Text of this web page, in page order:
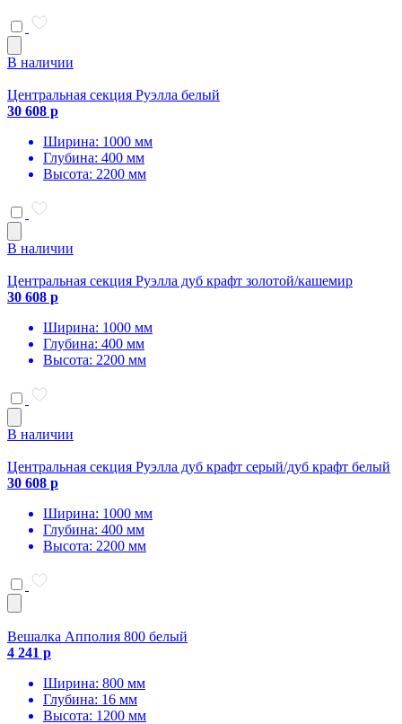
В наличии
Центральная секция Руэлла белый
30 608 р
Ширина: 1000 мм
Глубина: 400 мм
Высота: 2200 мм
В наличии
Центральная секция Руэлла дуб крафт золотой/кашемир
30 608 р
Ширина: 1000 мм
Глубина: 400 мм
Высота: 2200 мм
В наличии
Центральная секция Руэлла дуб крафт серый/дуб крафт белый
30 608 р
Ширина: 1000 мм
Глубина: 400 мм
Высота: 2200 мм
Вешалка Апполия 800 белый
4 241 р
Ширина: 800 мм
Глубина: 16 мм
Высота: 1200 мм